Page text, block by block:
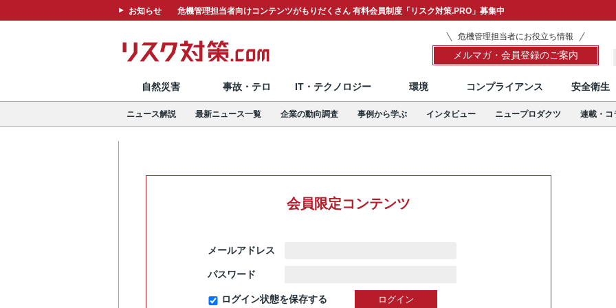
お知らせ 危機管理担当者向けコンテンツがもりだくさん 有料会員制度「リスク対策.PRO」募集中
危機管理担当者にお役立ち情報
メルマガ・会員登録のご案内
自然災害 事故・テロ IT・テクノロジー 環境 コンプライアンス 安全衛生
ニュース解説 最新ニュース一覧 企業の動向調査 事例から学ぶ インタビュー ニュープロダクツ 連載・コ
会員限定コンテンツ
メールアドレス
パスワード
ログイン状態を保存する